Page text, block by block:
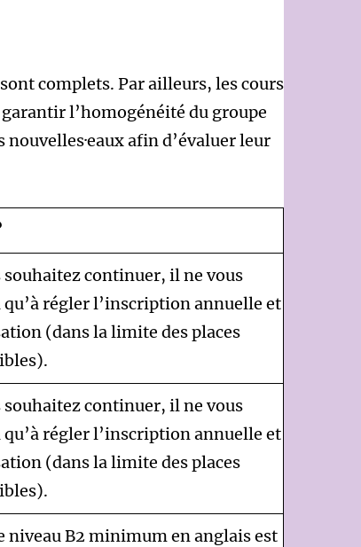
complets. Par ailleurs, les cours
l’homogénéité du groupe
afin d’évaluer leur
souhaitez continuer, il ne vous
qu’à régler l’inscription annuelle et
(dans la limite des places
souhaitez continuer, il ne vous
qu’à régler l’inscription annuelle et
(dans la limite des places
niveau B2 minimum en anglais est